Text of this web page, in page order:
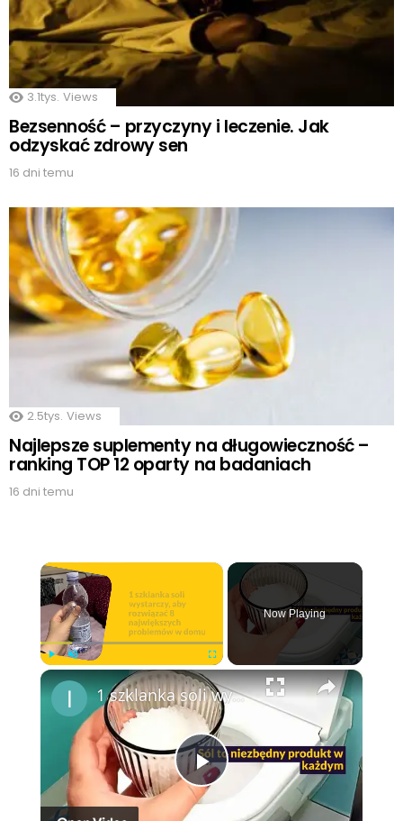
3.1tys. Views
Bezsenność – przyczyny i leczenie. Jak
odzyskać zdrowy sen
16 dni temu
2.5tys. Views
Najlepsze suplementy na długowieczność –
ranking TOP 12 oparty na badaniach
16 dni temu
×
Fullscreen
Now Playing
×
Play
1 szklanka soli wystarczy, aby rozwiązać 8 największych problemów w domu